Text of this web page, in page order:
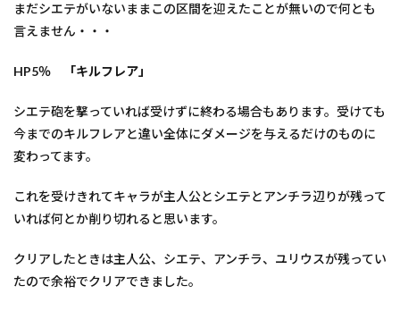
まだシエテがいないままこの区間を迎えたことが無いので何とも
言えません・・・
HP5％ 「キルフレア」
シエテ砲を撃っていれば受けずに終わる場合もあります。受けても
今までのキルフレアと違い全体にダメージを与えるだけのものに
変わってます。
これを受けきれてキャラが主人公とシエテとアンチラ辺りが残って
いれば何とか削り切れると思います。
クリアしたときは主人公、シエテ、アンチラ、ユリウスが残ってい
たので余裕でクリアできました。